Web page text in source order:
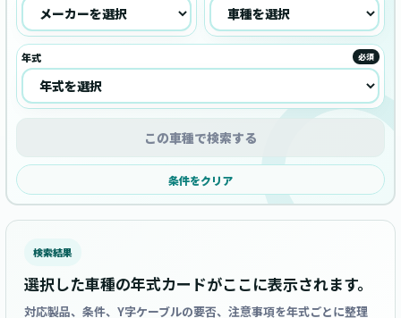
年式 必須
この車種で検索する
条件をクリア
検索結果
選択した車種の年式カードがここに表示されます。
対応製品、条件、Y字ケーブルの要否、注意事項を年式ごとに整理